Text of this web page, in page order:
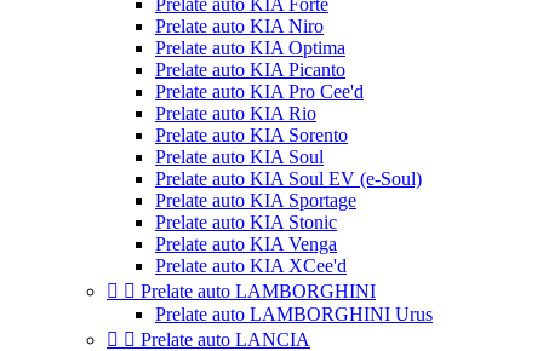
Prelate auto KIA Forte
Prelate auto KIA Niro
Prelate auto KIA Optima
Prelate auto KIA Picanto
Prelate auto KIA Pro Cee'd
Prelate auto KIA Rio
Prelate auto KIA Sorento
Prelate auto KIA Soul
Prelate auto KIA Soul EV (e-Soul)
Prelate auto KIA Sportage
Prelate auto KIA Stonic
Prelate auto KIA Venga
Prelate auto KIA XCee'd
  Prelate auto LAMBORGHINI
Prelate auto LAMBORGHINI Urus
  Prelate auto LANCIA